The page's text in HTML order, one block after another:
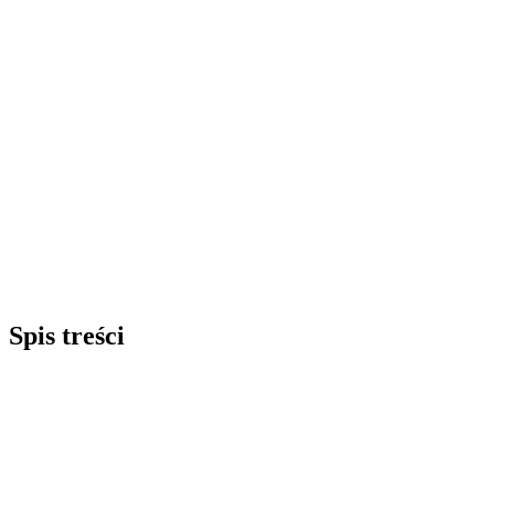
Spis treści